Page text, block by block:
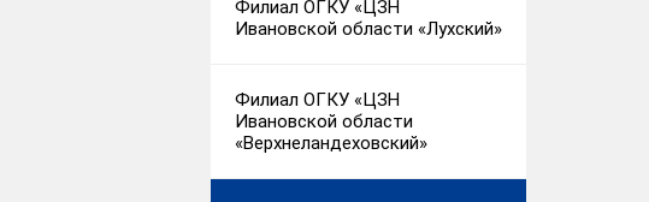
Филиал ОГКУ «ЦЗН
Ивановской области «Лухский»
Филиал ОГКУ «ЦЗН
Ивановской области
«Верхнеландеховский»